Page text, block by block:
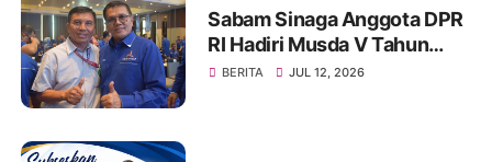
Sabam Sinaga Anggota DPR
RI Hadiri Musda V Tahun
2026 DPD Partai Demokrat
BERITA JUL 12, 2026